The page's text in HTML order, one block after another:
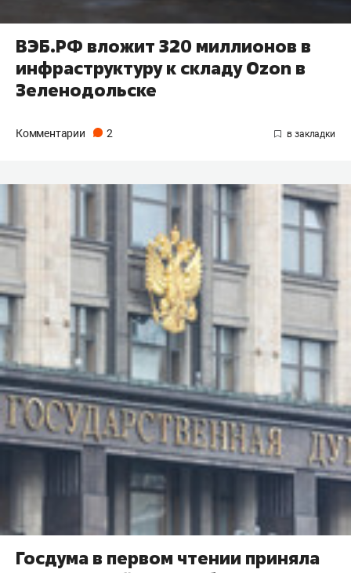
ВЭБ.РФ вложит 320 миллионов в
инфраструктуру к складу Ozon в
Зеленодольске
Комментарии 2
Госдума в первом чтении приняла